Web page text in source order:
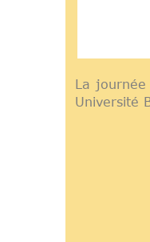
La
Université